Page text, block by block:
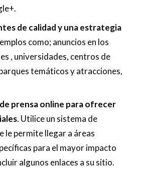
de calidad y una estrategia
como; anuncios en los
, universidades, centros de
temáticos y atracciones,
prensa online para ofrecer
. Utilice un sistema de
le permite llegar a áreas
para el mayor impacto
algunos enlaces a su sitio.